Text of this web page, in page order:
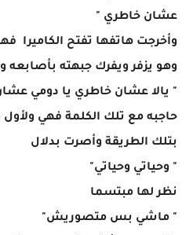
عشان خاطري "
وأخرجت هاتفها تفتح الكاميرا
وهو يزفر ويفرك جبهته بأصابعه
" يالا عشان خاطري يا دومي
حاجبه مع تلك الكلمة فهي
بتلك الطريقة وأصرت بدلال
" وحياتي وحياتي"
نظر لها مبتسما
" ماشي بس متصوريش"